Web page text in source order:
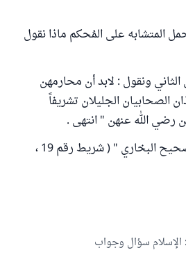
المتشابه على المُحكم ماذا نقول
ونقول : لابد أن محارمهن
الجليلان تشريفاً
رضي الله عنهن " انتهى .
" شرح كتاب الحج من صحيح البخاري " ( شريط رقم 19 ،
الإسلام سؤال وجواب